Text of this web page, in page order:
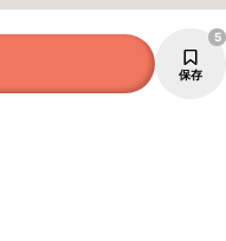
保存
5